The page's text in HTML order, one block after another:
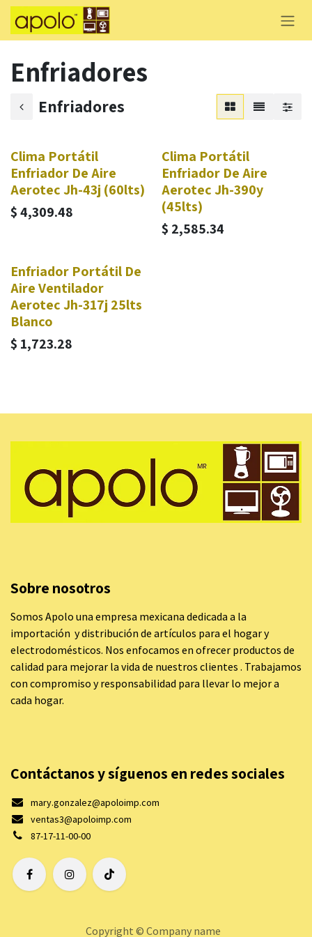
Skip to Content
Enfriadores
Enfriadores
Clima Portátil
Enfriador De Aire
Aerotec Jh-43j (60lts)
$4,309.48
Clima Portátil
Enfriador De Aire
Aerotec Jh-390y
(45lts)
$ 2,585.34
Enfriador Portátil De
Aire Ventilador
Aerotec Jh-317j 25lts
Blanco
$ 1,723.28
Sobre nosotros
Somos Apolo una empresa mexicana dedicada a la
importación y distribución de artículos para el hogar y
electrodomésticos. Nos enfocamos en ofrecer productos de
calidad para mejorar la vida de nuestros clientes . Trabajamos
con compromiso y responsabilidad para llevar lo mejor a
cada hogar.
Contáctanos y síguenos en redes sociales
mary.gonzalez@apoloimp.com
ventas3@apoloimp.com
87-17-11-00-00
Copyright © Company name